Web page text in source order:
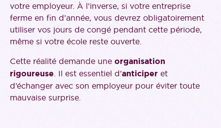
votre employeur. À l’inverse, si votre entreprise
ferme en fin d’année, vous devrez obligatoirement
utiliser vos jours de congé pendant cette période,
même si votre école reste ouverte.
Cette réalité demande une organisation
rigoureuse . Il est essentiel d’anticiper et
d’échanger avec son employeur pour éviter toute
mauvaise surprise.